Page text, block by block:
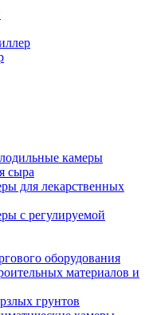
камеры
сыра
для лекарственных
с регулируемой
оборудования
материалов и
грунтов